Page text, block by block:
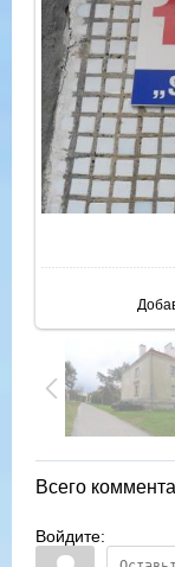
В
Всего
Войдите: